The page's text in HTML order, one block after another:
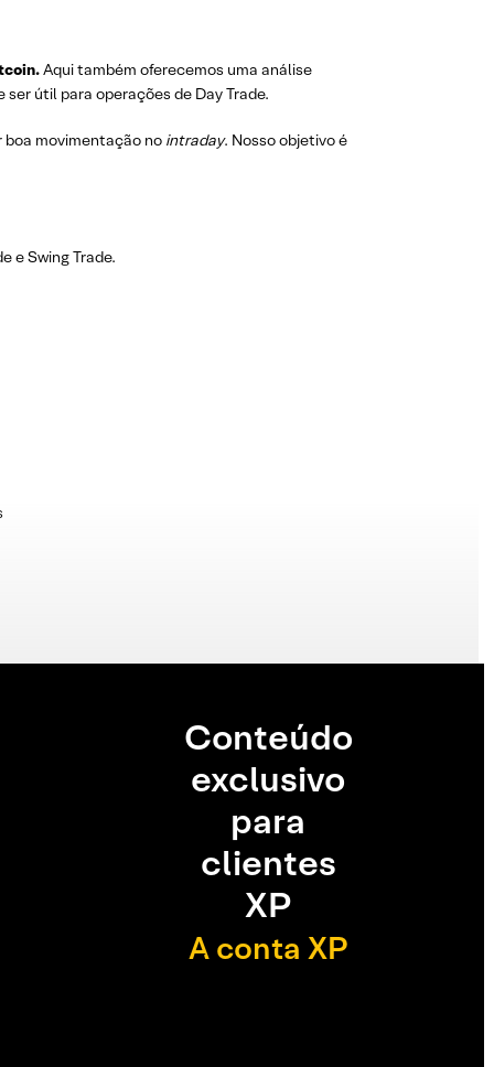
Aqui também oferecemos uma análise
útil para operações de Day Trade.
movimentação no intraday. Nosso objetivo é
e Swing Trade.
Conteúdo
exclusivo
para
clientes
XP
A conta XP